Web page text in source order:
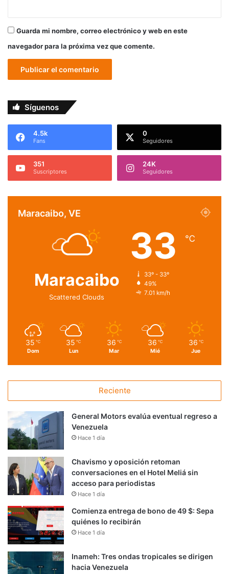
Guarda mi nombre, correo electrónico y web en este
navegador para la próxima vez que comente.
Síguenos
4.5k
Fans
0
Seguidores
351
Suscriptores
24K
Seguidores
Maracaibo, VE
Maracaibo
Scattered Clouds
33 ℃
33º - 33º
49%
7.01 km/h
35 ℃
Dom
35 ℃
Lun
36 ℃
Mar
36 ℃
Mié
36 ℃
Jue
Reciente
General Motors evalúa eventual regreso a
Venezuela
Hace 1 día
Chavismo y oposición retoman
conversaciones en el Hotel Meliá sin
acceso para periodistas
Hace 1 día
Comienza entrega de bono de 49 $: Sepa
quiénes lo recibirán
Hace 1 día
Inameh: Tres ondas tropicales se dirigen
hacia Venezuela